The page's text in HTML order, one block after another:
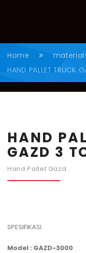
Home
HAND PALLET TRUCK
HAND
GAZD 3
Hand Pallet Gazd
SPESIFIKASI
Model : GAZD-3000